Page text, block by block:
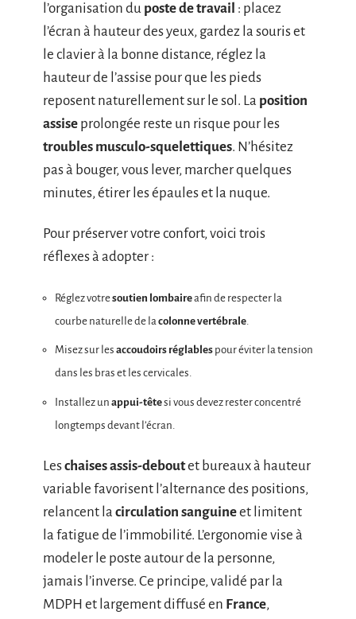
l’organisation du poste de travail : placez
l’écran à hauteur des yeux, gardez la souris et
le clavier à la bonne distance, réglez la
hauteur de l’assise pour que les pieds
reposent naturellement sur le sol. La position
assise prolongée reste un risque pour les
troubles musculo-squelettiques. N’hésitez
pas à bouger, vous lever, marcher quelques
minutes, étirer les épaules et la nuque.
Pour préserver votre confort, voici trois
réflexes à adopter :
Réglez votresoutien lombaireafin de respecter la
courbe naturelle de la colonne vertébrale
Misez sur les accoudoirs réglables pour éviter la tension
dans les bras et les cervicales.
Installez un appui-têtesi vous devez rester concentré
longtemps devant l’écran.
Leschaises assis-deboutet bureaux à hauteur
variable favorisent l’alternance des positions,
relancent la circulation sanguineet limitent
la fatigue de l’immobilité. L’ergonomie vise à
modeler le poste autour de la personne,
jamais l’inverse. Ce principe, validé par la
MDPH et largement diffusé en France,